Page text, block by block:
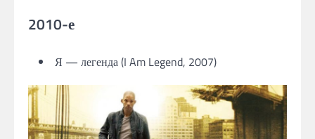
2010-е
Я — легенда (I Am Legend, 2007)